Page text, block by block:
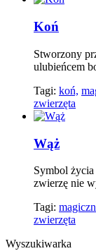
Koń
Stworzony
ulubieńcem
Tagi: koń,
zwierzęta
Wąż
Symbol
zwierzę nie
Tagi:
zwierzęta
Wyszukiwarka